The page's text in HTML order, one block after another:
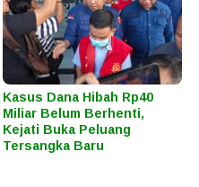
Kasus Dana Hibah Rp40
Miliar Belum Berhenti,
Kejati Buka Peluang
Tersangka Baru